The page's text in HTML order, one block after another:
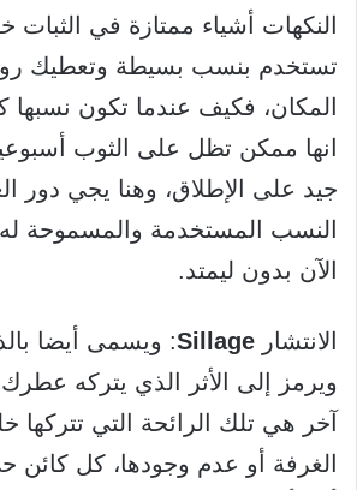
النكهات أشياء ممتازة في الثبات
تستخدم بنسب بسيطة وتعطيك
المكان، فكيف عندما تكون نسبها
انها ممكن تظل على الثوب
جيد على الإطلاق، وهنا يجي دور
النسب المستخدمة والمسموحة له
الآن بدون ليمتد.
الانتشار Sillage: ويسمى أيضا
ويرمز إلى الأثر الذي يتركه
آخر هي تلك الرائحة التي تتركها
الغرفة أو عدم وجودها، كل كائن